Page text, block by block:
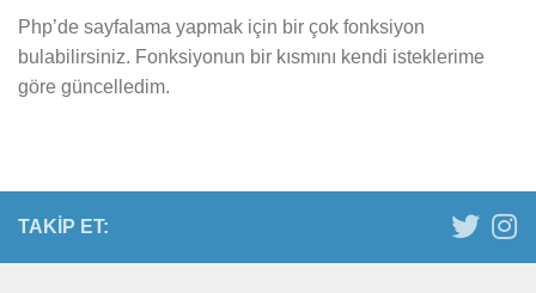
Php’de sayfalama yapmak için bir çok fonksiyon
bulabilirsiniz. Fonksiyonun bir kısmını kendi isteklerime
göre güncelledim.
TAKIP ET: